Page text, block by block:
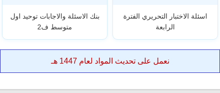
اسئلة الاختبار التحريري الفترة
الرابعة
بنك الاسئلة والاجابات توحيد اول
متوسط ف2
نعمل على تحديث المواد لعام 1447 هـ